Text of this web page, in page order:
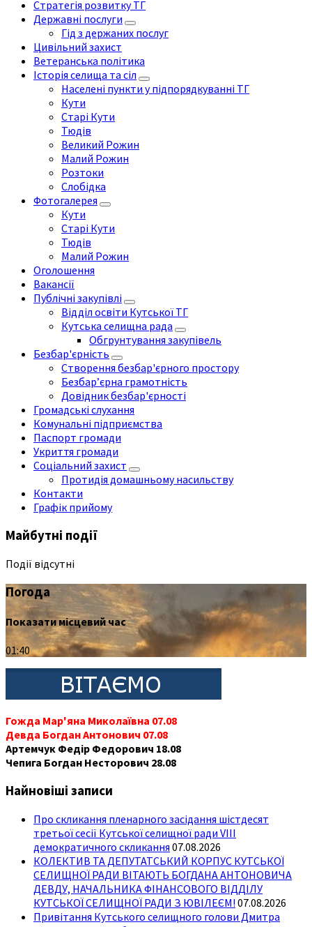
Стратегія розвитку ТГ
Державні послуги
Гід з держаних послуг
Цивільний захист
Ветеранська політика
Історія селища та сіл
Населені пункти у підпорядкуванні ТГ
Кути
Старі Кути
Тюдів
Великий Рожин
Малий Рожин
Розтоки
Слобідка
Фотогалерея
Кути
Старі Кути
Тюдів
Малий Рожин
Оголошення
Вакансії
Публічні закупівлі
Відділ освіти Кутської ТГ
Кутська селищна рада
Обгрунтування закупівель
Безбар'єрність
Створення безбар'єрного простору
Безбар’єрна грамотність
Довідник безбар'єрності
Громадські слухання
Комунальні підприємства
Паспорт громади
Укриття громади
Соціальний захист
Протидія домашньому насильству
Контакти
Графік прийому
Майбутні події
Події відсутні
Погода
Показати місцевий час
01:40
Гожда Мар'яна Миколаївна 07.08
Девда Богдан Антонович 07.08
Артемчук Федір Федорович 18.08
Чепига Богдан Несторович 28.08
Найновіші записи
Про скликання пленарного засідання шістдесят
третьої сесії Кутської селищної ради VIII
демократичного скликання 07.08.2026
КОЛЕКТИВ ТА ДЕПУТАТСЬКИЙ КОРПУС КУТСЬКОЇ
СЕЛИЩНОЇ РАДИ ВІТАЮТЬ БОГДАНА АНТОНОВИЧА
ДЕВДУ, НАЧАЛЬНИКА ФІНАНСОВОГО ВІДДІЛУ
КУТСЬКОЇ СЕЛИЩНОЇ РАДИ З ЮВІЛЕЄМ! 07.08.2026
Привітання Кутського селищного голови Дмитра